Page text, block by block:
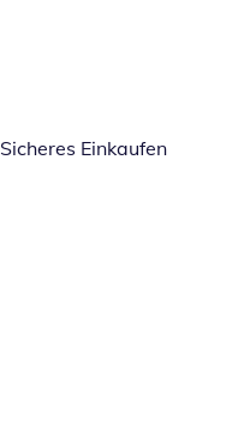
Sicheres Einkaufen